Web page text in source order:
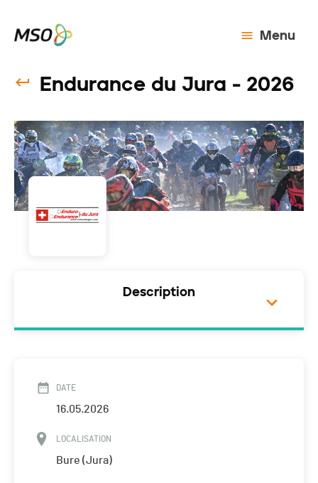
Menu
Endurance du Jura - 2026
Description
DATE
16.05.2026
LOCALISATION
Bure (Jura)